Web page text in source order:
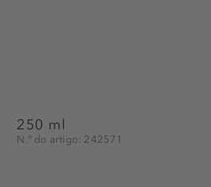
250 ml
N.° do artigo: 242571